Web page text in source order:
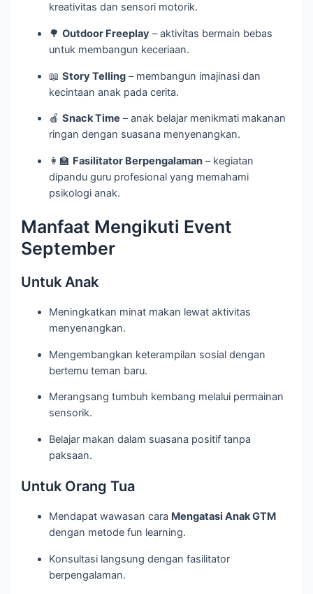
kreativitas dan sensori motorik.
🌳Outdoor Freeplay – aktivitas bermain bebas
untuk membangun keceriaan.
📖Story Telling – membangun imajinasi dan
kecintaan anak pada cerita.
🍎Snack Time – anak belajar menikmati makanan
ringan dengan suasana menyenangkan.
👩‍🏫 Fasilitator Berpengalaman – kegiatan
dipandu guru profesional yang memahami
psikologi anak.
Manfaat Mengikuti Event
September
Untuk Anak
Meningkatkan minat makan lewat aktivitas
menyenangkan.
Mengembangkan keterampilan sosial dengan
bertemu teman baru.
Merangsang tumbuh kembang melalui permainan
sensorik.
Belajar makan dalam suasana positif tanpa
paksaan.
Untuk Orang Tua
Mendapat wawasan cara Mengatasi Anak GTM
dengan metode fun learning.
Konsultasi langsung dengan fasilitator
berpengalaman.